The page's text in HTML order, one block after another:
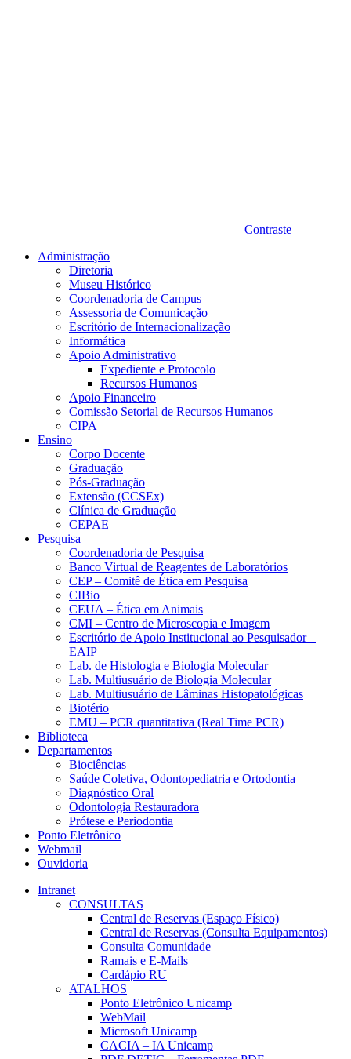
Contraste
Administração
Diretoria
Museu Histórico
Coordenadoria de Campus
Assessoria de Comunicação
Escritório de Internacionalização
Informática
Apoio Administrativo
Expediente e Protocolo
Recursos Humanos
Apoio Financeiro
Comissão Setorial de Recursos Humanos
CIPA
Ensino
Corpo Docente
Graduação
Pós-Graduação
Extensão (CCSEx)
Clínica de Graduação
CEPAE
Pesquisa
Coordenadoria de Pesquisa
Banco Virtual de Reagentes de Laboratórios
CEP – Comitê de Ética em Pesquisa
CIBio
CEUA – Ética em Animais
CMI – Centro de Microscopia e Imagem
Escritório de Apoio Institucional ao Pesquisador –
EAIP
Lab. de Histologia e Biologia Molecular
Lab. Multiusuário de Biologia Molecular
Lab. Multiusuário de Lâminas Histopatológicas
Biotério
EMU – PCR quantitativa (Real Time PCR)
Biblioteca
Departamentos
Biociências
Saúde Coletiva, Odontopediatria e Ortodontia
Diagnóstico Oral
Odontologia Restauradora
Prótese e Periodontia
Ponto Eletrônico
Webmail
Ouvidoria
Intranet
CONSULTAS
Central de Reservas (Espaço Físico)
Central de Reservas (Consulta Equipamentos)
Consulta Comunidade
Ramais e E-Mails
Cardápio RU
ATALHOS
Ponto Eletrônico Unicamp
WebMail
Microsoft Unicamp
CACIA – IA Unicamp